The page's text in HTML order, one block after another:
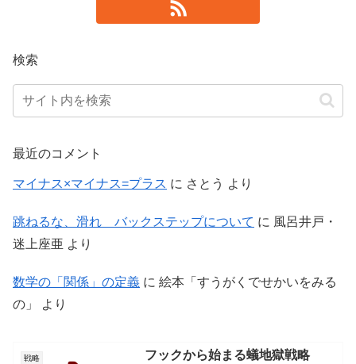
検索
最近のコメント
マイナス×マイナス=プラス に さとう より
跳ねるな、滑れ バックステップについて に 風呂井戸・
迷上座亜 より
数学の「関係」の定義 に 絵本「すうがくでせかいをみる
の」
より
戦略 フックから始まる蟻地獄戦略